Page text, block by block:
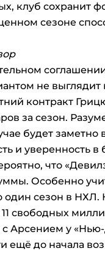
клуб сохранит
сезоне
не
контракт
за сезон.
будет
и уверенность в
что
Особенно
один сезон в НХЛ.
свободных
Арсением у
ещё до начала